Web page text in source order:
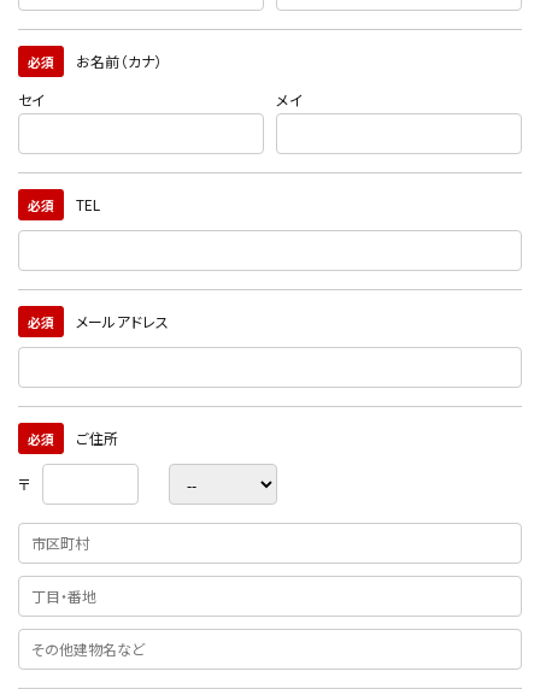
必須
お名前（カナ）
セイ
メイ
必須 TEL
必須 メールアドレス
必須 ご住所
〒